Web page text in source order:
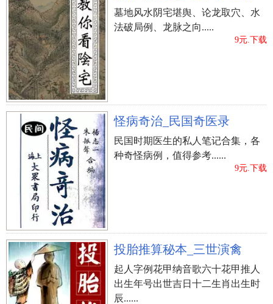
墓地风水阴宅堪舆、论龙取穴、水
法破局例、龙脉之向.....
9元.下载
怪病奇治_民国奇医录
民国时期医生的私人笔记合集，各
种奇怪病例，值得参考......
9元.下载
投胎推算秘本_三世演禽
起人字例花甲纳音歌六十花甲推人
出生年号出世吉日十二生肖出生时
辰......